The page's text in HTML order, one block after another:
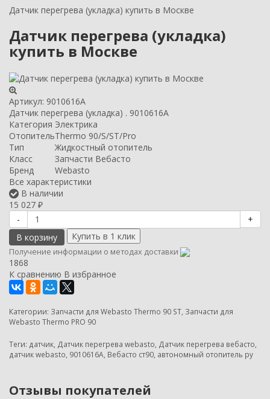
Датчик перегрева (укладка) купить в Москве
Датчик перегрева (укладка)
купить в Москве
Артикул: 9010616А
Датчик перегрева (укладка) . 9010616А
Категория Электрика
ОтопительThermo 90/S/ST/Pro
Тип
Жидкостный отопитель
Класс
Запчасти Вебасто
Бренд
Webasto
Все характеристики
В наличии
15 027 ₽
-
+
В корзину
Получение информации о методах доставки
1868
К сравнению В избранное
Категории: Запчасти для Webasto Thermo 90 ST Запчасти для
Webasto Thermo PRO 90
Теги: датчик Датчик перегрева webasto Датчик перегрева вебасто
датчик webasto 9010616А Вебасто ст90 автономный отопитель ру
Отзывы покупателей